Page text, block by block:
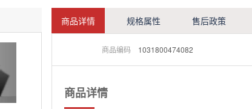
商品详情 规格属性 售后政策
商品编码 1031800474082
商品详情